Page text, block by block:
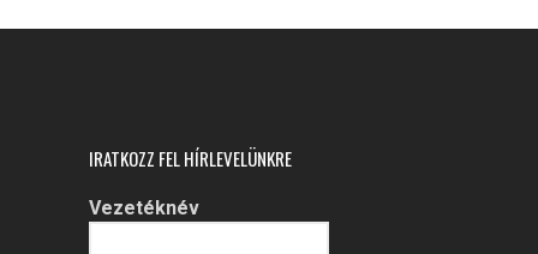
IRATKOZZ FEL HÍRLEVELÜNKRE
Vezetéknév